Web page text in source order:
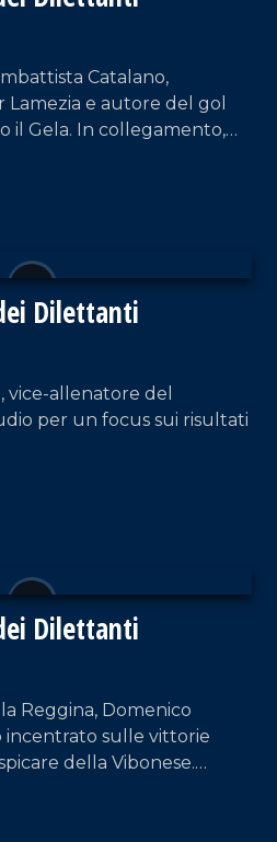
Catalano,
e autore del gol
il Gela. In collegamento,
sulle squadre di serie
Dilettanti
vice-allenatore del
per un focus sui risultati
Dilettanti
Reggina, Domenico
incentrato sulle vittorie
della Vibonese.
Lamezia contro il